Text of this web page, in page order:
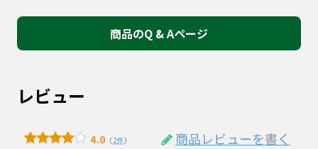
商品のQ & Aページ
レビュー
4.0（2件）
商品レビューを書く